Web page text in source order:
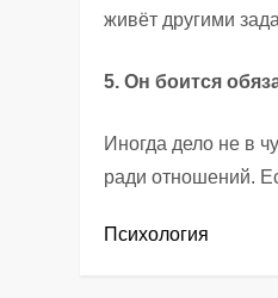
живёт другими
5. Он боится
Иногда дело не в
ради отношений.
Психология